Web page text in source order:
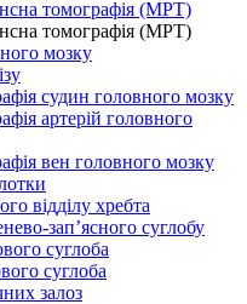
томографія (МРТ)
томографія (МРТ)
мозку
судин головного мозку
артерій головного
вен головного мозку
відділу хребта
зап’ясного суглобу
суглоба
суглоба
залоз